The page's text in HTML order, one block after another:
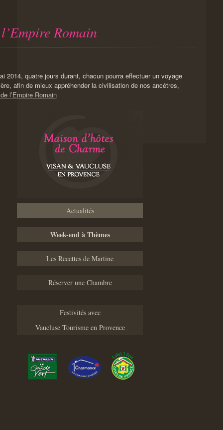
Romain
2014, quatre jours durant, chacun pourra effectuer un voyage
afin de mieux appréhender la civilisation de nos ancêtres,
l’Empire Romain
Actualités
Week-end à Thèmes
Les Recettes de Martine
Réserver une Chambre
Festivités avec
Vaucluse Tourisme en Provence